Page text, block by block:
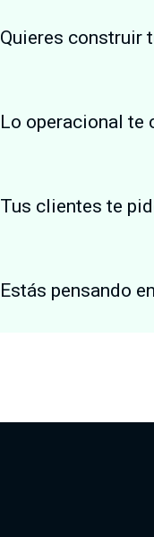
Quieres construir
Lo operacional te
Tus clientes te
Estás pensando